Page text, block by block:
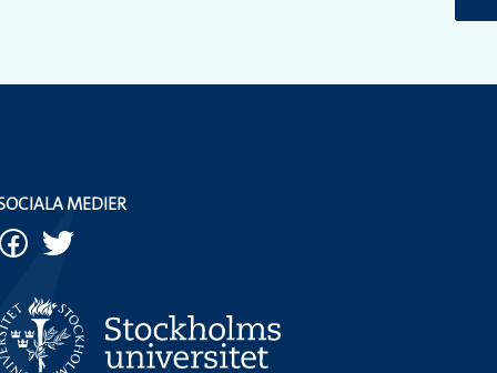
MEDIER